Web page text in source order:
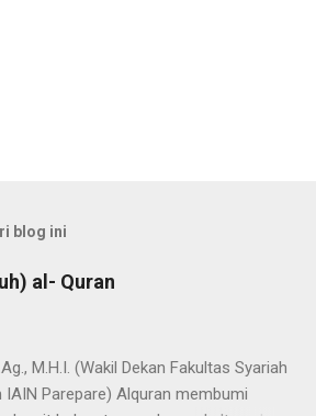
blog ini
al- Quran
M.H.I. (Wakil Dekan Fakultas Syariah
Parepare) Alquran membumi